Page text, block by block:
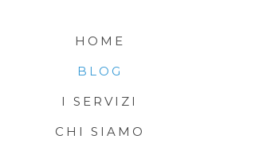
HOME
BLOG
I SERVIZI
CHI SIAMO